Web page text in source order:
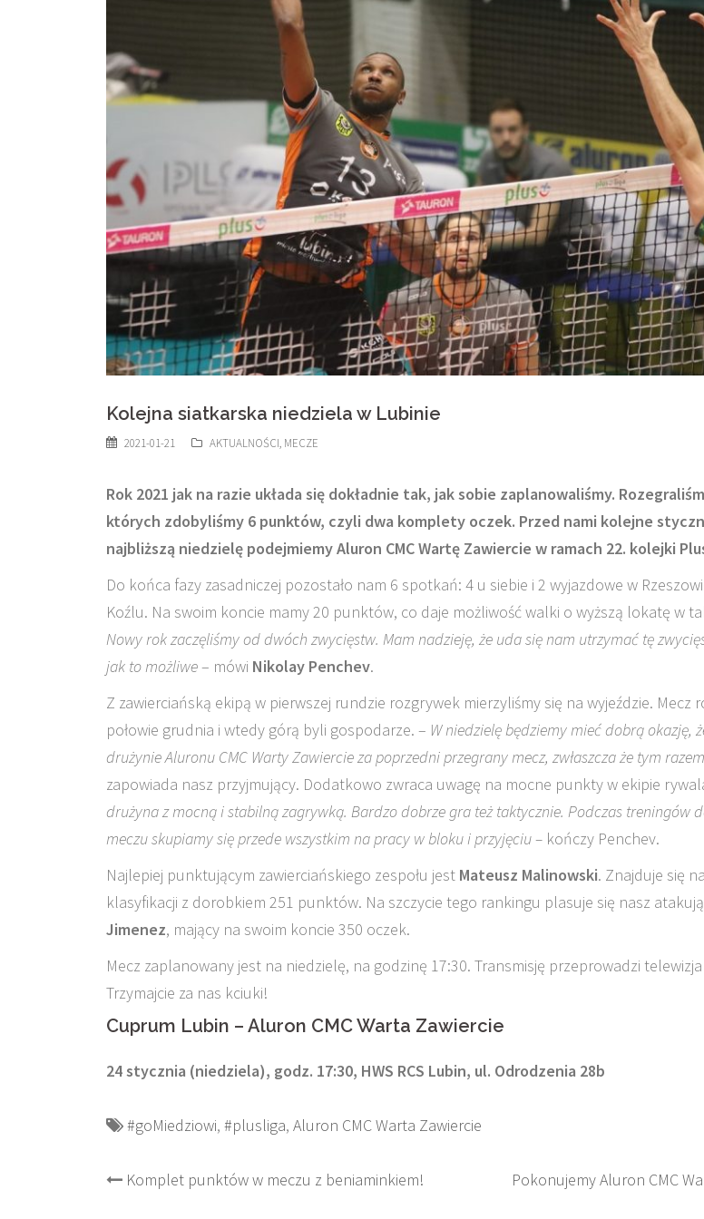
Kolejna siatkarska niedziela w Lubinie
2021-01-21 AKTUALNOŚCI, MECZE
Rok 2021 jak na razie układa się dokładnie tak, jak sobie zaplanowaliśmy.
których zdobyliśmy 6 punktów, czyli dwa komplety oczek. Przed nami kolejne
najbliższą niedzielę podejmiemy Aluron CMC Wartę Zawiercie w ramach 22. kolejki
Do końca fazy zasadniczej pozostało nam 6 spotkań: 4 u siebie i 2 wyjazdowe w
Koźlu. Na swoim koncie mamy 20 punktów, co daje możliwość walki o wyższą lokatę w
Nowy rok zaczęliśmy od dwóch zwycięstw. Mam nadzieję, że uda się nam utrzymać tę
jak to możliwe– mówi Nikolay Penchev.
Z zawierciańską ekipą w pierwszej rundzie rozgrywek mierzyliśmy się na wyjeździe. Mecz
połowie grudnia i wtedy górą byli gospodarze. – W niedzielę będziemy mieć dobrą okazję,
drużynie Aluronu CMC Warty Zawiercie za poprzedni przegrany mecz, zwłaszcza że tym
zapowiada nasz przyjmujący. Dodatkowo zwraca uwagę na mocne punkty w ekipie
drużyna z mocną i stabilną zagrywką. Bardzo dobrze gra też taktycznie. Podczas treningów
meczu skupiamy się przede wszystkim na pracy w bloku i przyjęciu – kończy Penchev.
Najlepiej punktującym zawierciańskiego zespołu jest Mateusz Malinowski. Znajduje się
klasyfikacji z dorobkiem 251 punktów. Na szczycie tego rankingu plasuje się nasz
Jimenez, mający na swoim koncie 350 oczek.
Mecz zaplanowany jest na niedzielę, na godzinę 17:30. Transmisję przeprowadzi
Trzymajcie za nas kciuki!
Cuprum Lubin – Aluron CMC Warta Zawiercie
24 stycznia (niedziela), godz. 17:30, HWS RCS Lubin, ul. Odrodzenia 28b
#goMiedziowi, #plusliga, Aluron CMC Warta Zawiercie
Post
Komplet punktów w meczu z beniaminkiem! Pokonujemy Aluron CMC